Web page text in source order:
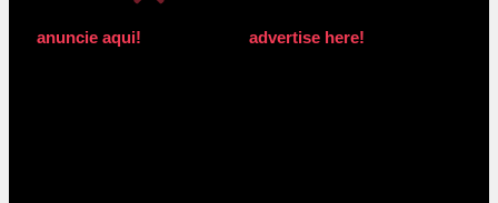
anuncie aqui! advertise here!